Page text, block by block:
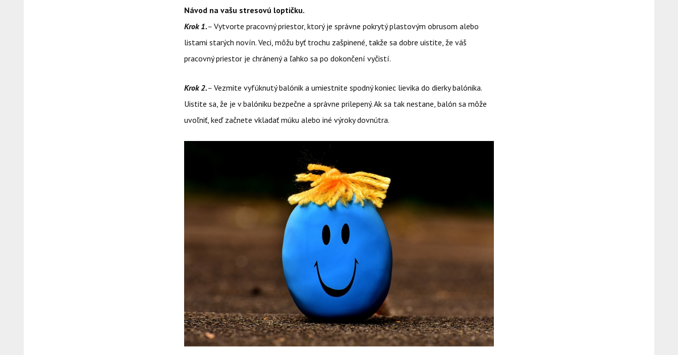
Návod na vašu stresovú loptičku.
Krok 1.–Vytvorte pracovný priestor, ktorý je správne pokrytý plastovým obrusom alebo
listami starých novín. Veci, môžu byť trochu zašpinené, takže sa dobre uistite, že váš
pracovný priestor je chránený a ľahko sa po dokončení vyčistí.
Krok 2.–Vezmite vyfúknutý balónik a umiestnite spodný koniec lievika do dierky balónika.
Uistite sa, že je v balóniku bezpečne a správne prilepený. Ak sa tak nestane, balón sa môže
uvoľniť, keď začnete vkladať múku alebo iné výroky dovnútra.